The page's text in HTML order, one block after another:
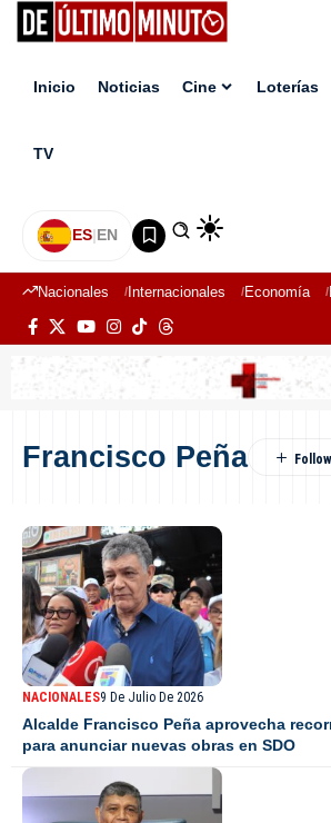
Inicio Noticias Cine Loterías
TV
ES|EN
Nacionales Internacionales Economía
Francisco Peña
NACIONALES9 De Julio De 2026
Alcalde Francisco Peña aprovecha
para anunciar nuevas obras en SDO